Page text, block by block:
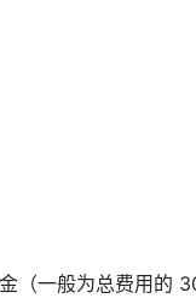
（一般为总费用的